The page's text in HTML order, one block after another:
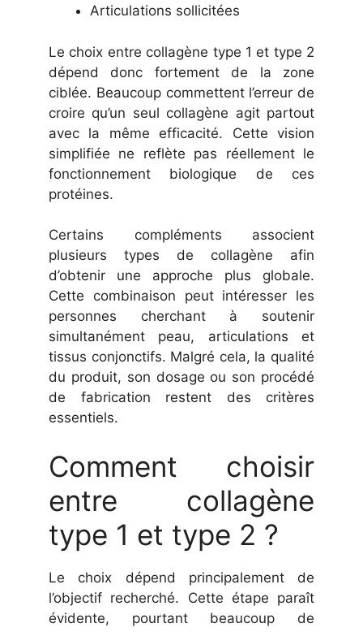
Articulations sollicitées
Le choix entre collagène type 1 et type 2
dépend donc fortement de la zone
ciblée. Beaucoup commettent l’erreur de
croire qu’un seul collagène agit partout
avec la même efficacité. Cette vision
simplifiée ne reflète pas réellement le
fonctionnement biologique de ces
protéines.
Certains compléments associent
plusieurs types de collagène afin
d’obtenir une approche plus globale.
Cette combinaison peut intéresser les
personnes cherchant à soutenir
simultanément peau, articulations et
tissus conjonctifs. Malgré cela, la qualité
du produit, son dosage ou son procédé
de fabrication restent des critères
essentiels.
Comment choisir
entre collagène
type 1 et type 2 ?
Le choix dépend principalement de
l’objectif recherché. Cette étape paraît
évidente, pourtant beaucoup de